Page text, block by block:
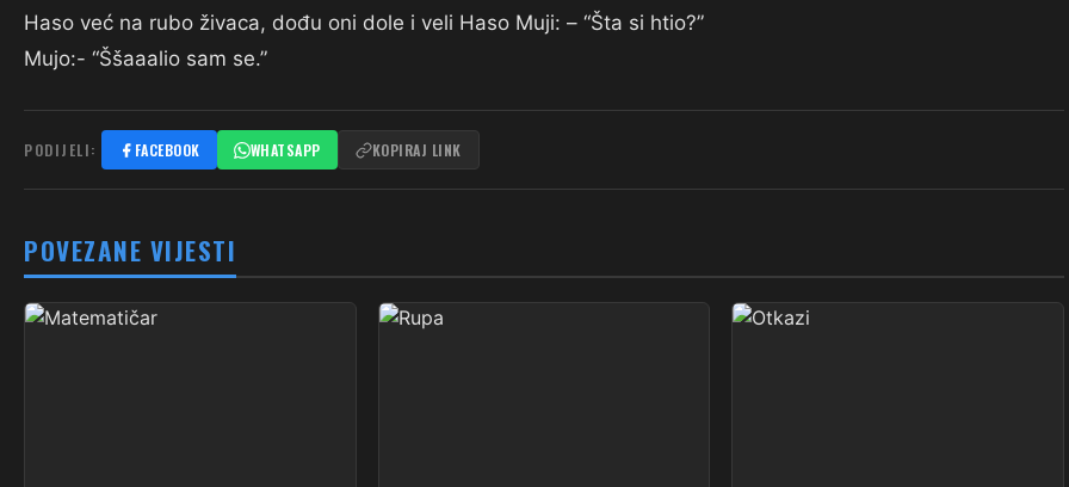
Haso već na rubo živaca, dođu oni dole i veli Haso Muji: – “Šta si htio?”
Mujo:- “Ššaaalio sam se.”
PODIJELI: FACEBOOK WHATSAPP KOPIRAJ LINK
POVEZANE VIJESTI